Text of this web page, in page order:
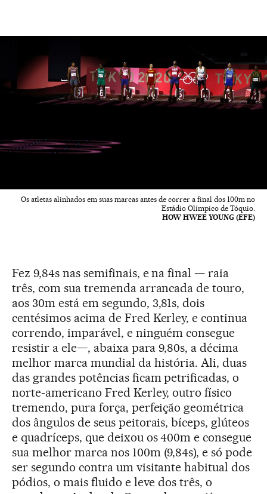
Os atletas alinhados em suas marcas antes de correr a final dos 100m no
Estádio Olímpico de Tóquio.
HOW HWEE YOUNG (EFE)
Fez 9,84s nas semifinais, e na final — raia
três, com sua tremenda arrancada de touro,
aos 30m está em segundo, 3,81s, dois
centésimos acima de Fred Kerley, e continua
correndo, imparável, e ninguém consegue
resistir a ele—, abaixa para 9,80s, a décima
melhor marca mundial da história. Ali, duas
das grandes potências ficam petrificadas, o
norte-americano Fred Kerley, outro físico
tremendo, pura força, perfeição geométrica
dos ângulos de seus peitorais, bíceps, glúteos
e quadríceps, que deixou os 400m e consegue
sua melhor marca nos 100m (9,84s), e só pode
ser segundo contra um visitante habitual dos
pódios, o mais fluido e leve dos três, o